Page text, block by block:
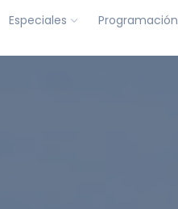
Especiales Programación